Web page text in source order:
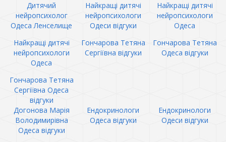
Дитячий
нейропсихолог
Одеса Ленселище
Найкращі дитячі
нейропсихологи
Одеси відгуки
Найкращі дитячі
нейропсихологи
Одеса
Найкращі дитячі
нейропсихологи
Одеса
Гончарова Тетяна
Сергіївна відгуки
Гончарова Тетяна
Одеса відгуки
Гончарова Тетяна
Сергіївна Одеса
відгуки
Догонова Марія
Володимирівна
Одеса відгуки
Ендокринологи
Одеса відгуки
Ендокринологи
Одеси відгуки